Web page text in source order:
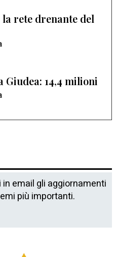
rete drenante del
Giudea: 14,4 milioni
in email gli aggiornamenti
più importanti.